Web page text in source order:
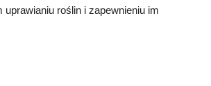
roślin i zapewnieniu im